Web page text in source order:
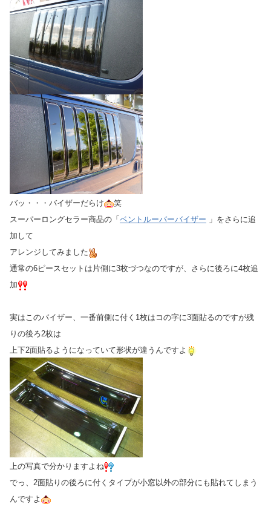
バッ・・・バイザーだらけ
笑
スーパーロングセラー商品の「 ベントルーバーバイザー 」をさらに追
加して
アレンジしてみました
通常の6ピースセットは片側に3枚づつなのですが、さらに後ろに4枚追
加
実はこのバイザー、一番前側に付く1枚はコの字に3面貼るのですが残
りの後ろ2枚は
上下2面貼るようになっていて形状が違うんですよ
上の写真で分かりますよね
でっ、2面貼りの後ろに付くタイプが小窓以外の部分にも貼れてしまう
んですよ